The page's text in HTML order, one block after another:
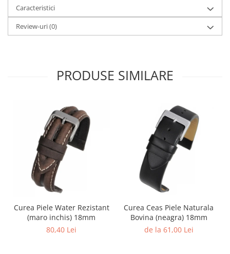
Caracteristici
Review-uri(0)
PRODUSE SIMILARE
Curea Piele Water Rezistant
(maro inchis) 18mm
80,40 Lei
Curea Ceas Piele Naturala
Bovina (neagra) 18mm
de la 61,00 Lei